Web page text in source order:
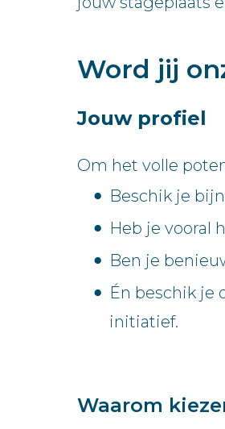
Word jij
Jouw profiel
Om het volle
Beschik je
Heb je vooral
Ben je
Én beschik je
initiatief.
Waarom